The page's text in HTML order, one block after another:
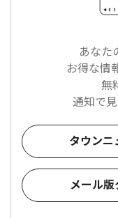
あなた
お得な情
無
通知で
タウンニ
メール版